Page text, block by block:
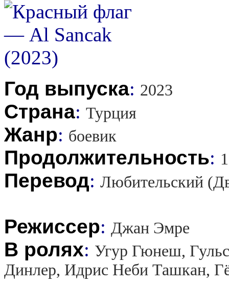
Год выпуска: 2023
Страна: Турция
Жанр: боевик
Продолжительность:
Перевод: Любительский
Режиссер: Джан Эмре
В ролях: Угур Гюнеш,
Динлер, Идрис Неби Ташкан,